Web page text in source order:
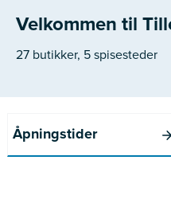
Velkommen til
27 butikker, 5 spisesteder
Åpningstider